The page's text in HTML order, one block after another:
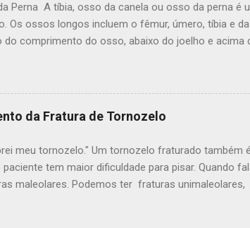
são lesões mais importantes. O que provoca
Perna A tíbia, osso da canela ou osso da perna é
Os ossos longos incluem o fêmur, úmero, tíbia e
do comprimento do osso, abaixo do joelho e acima
fraturas. Anatomia da Perna A perna é formada
dois ossos. Ele suporta a maioria do peso
e do tornozelo. Tipos de fraturas diafisárias da
de fratura apresenta pouco descocamento os ossos
da Fratura de Tornozelo
meu tornozelo." Um tornozelo fraturado também
tem maior dificuldade para pisar. Quando
maleolares. Podemos ter fraturas
consegue ficar em pé e pisar com dor a